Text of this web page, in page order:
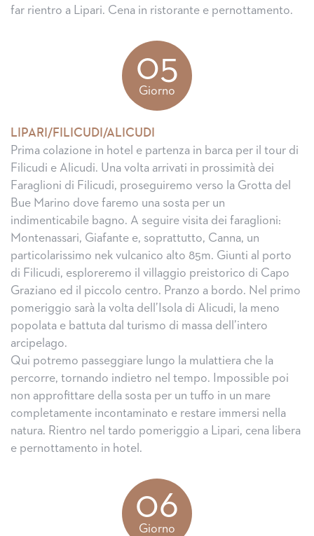
far rientro a Lipari. Cena in ristorante e pernottamento.
05
Giorno
LIPARI/FILICUDI/ALICUDI
Prima colazione in hotel e partenza in barca per il tour di
Filicudi e Alicudi. Una volta arrivati in prossimità dei
Faraglioni di Filicudi, proseguiremo verso la Grotta del
Bue Marino dove faremo una sosta per un
indimenticabile bagno. A seguire visita dei faraglioni:
Montenassari, Giafante e, soprattutto, Canna, un
particolarissimo nek vulcanico alto 85m. Giunti al porto
di Filicudi, esploreremo il villaggio preistorico di Capo
Graziano ed il piccolo centro. Pranzo a bordo. Nel primo
pomeriggio sarà la volta dell’Isola di Alicudi, la meno
popolata e battuta dal turismo di massa dell’intero
arcipelago.
Qui potremo passeggiare lungo la mulattiera che la
percorre, tornando indietro nel tempo. Impossible poi
non approfittare della sosta per un tuffo in un mare
completamente incontaminato e restare immersi nella
natura. Rientro nel tardo pomeriggio a Lipari, cena libera
e pernottamento in hotel.
06
Giorno